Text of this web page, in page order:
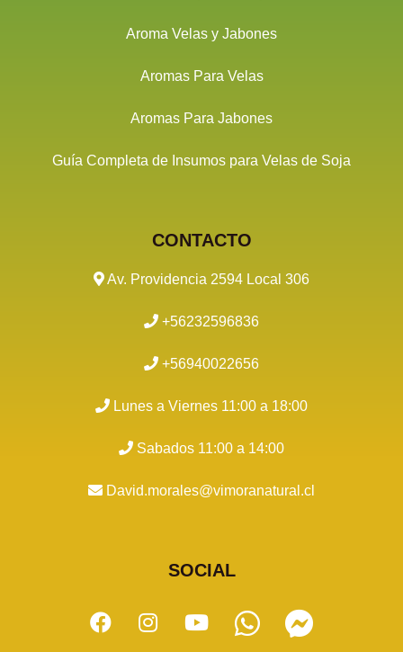
Aroma Velas y Jabones
Aromas Para Velas
Aromas Para Jabones
Guía Completa de Insumos para Velas de Soja
CONTACTO
Av. Providencia 2594 Local 306
+56232596836
+56940022656
Lunes a Viernes 11:00 a 18:00
Sabados 11:00 a 14:00
David.morales@vimoranatural.cl
SOCIAL